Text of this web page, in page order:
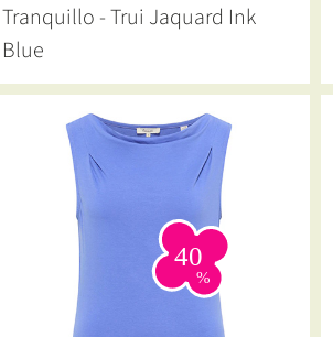
Tranquillo - Trui Jaquard Ink
Blue